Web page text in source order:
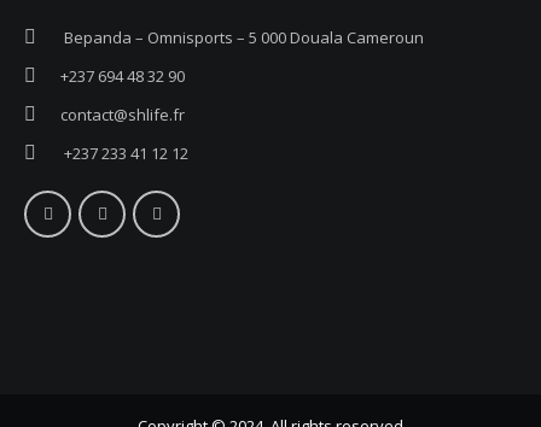
Bepanda – Omnisports – 5 000 Douala Cameroun
+237 694 48 32 90
contact@shlife.fr
+237 233 41 12 12